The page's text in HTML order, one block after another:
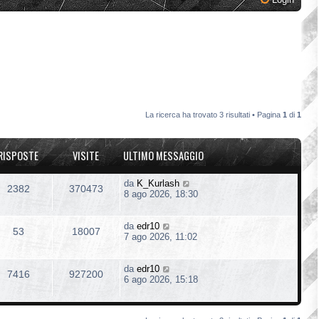
La ricerca ha trovato 3 risultati • Pagina 1 di 1
VISITE ULTIMO MESSAGGIO
2382 370473 da K_Kurlash
8 ago 2026, 18:30
53 18007 da edr10
7 ago 2026, 11:02
7416 927200 da edr10
6 ago 2026, 15:18